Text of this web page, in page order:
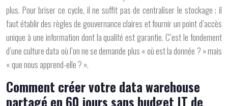
plus. Pour briser ce cycle, il ne suffit pas de centraliser le stockage ; il
faut établir des règles de gouvernance claires et fournir un point d’accès
unique à une information dont laqualité est garantie. C’est le fondement
d’une culture data où l’on ne se demande plus « où est la donnée ? » mais
« que nous apprend-elle ? ».
Comment créer votre data warehouse
partagé en 60 jours sans budget IT de